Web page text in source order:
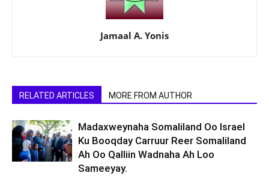
Jamaal A. Yonis
RELATED ARTICLES MORE FROM AUTHOR
Madaxweynaha Somaliland Oo Israel
Ku Booqday Carruur Reer Somaliland
Ah Oo Qalliin Wadnaha Ah Loo
Sameeyay.